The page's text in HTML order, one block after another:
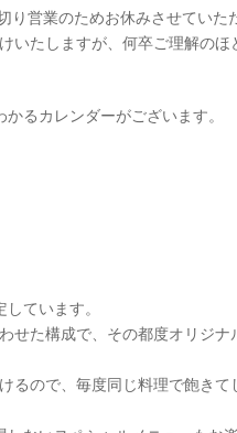
営業のためお休みさせていた
いたしますが、何卒ご理解のほ
るカレンダーがございます。
ています。
せた構成で、その都度オリジナ
るので、毎度同じ料理で飽きて